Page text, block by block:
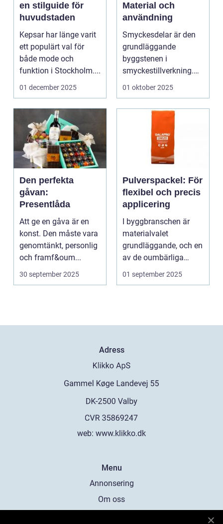
en stilguide för
huvudstaden
Kepsar har länge varit
ett populärt val för
både mode och
funktion i Stockholm....
01 december 2025
Material och
användning
Smyckesdelar är den
grundläggande
byggstenen i
smyckestillverkning.
De ger utrymme fö...
01 oktober 2025
Den perfekta
gåvan:
Presentlåda
Att ge en gåva är en
konst. Den måste vara
genomtänkt, personlig
och framf&oum...
30 september 2025
Pulverspackel: För
flexibel och precis
applicering
I byggbranschen är
materialvalet
grundläggande, och en
av de oumbärliga
komponenterna...
01 september 2025
Adress
web: www.klikko.dk
Menu
Annonsering
Om oss